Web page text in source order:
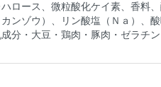
ロース、微粒酸化ケイ素、香料
ンゾウ）、リン酸塩（Ｎａ）、
分・大豆・鶏肉・豚肉・ゼラチ